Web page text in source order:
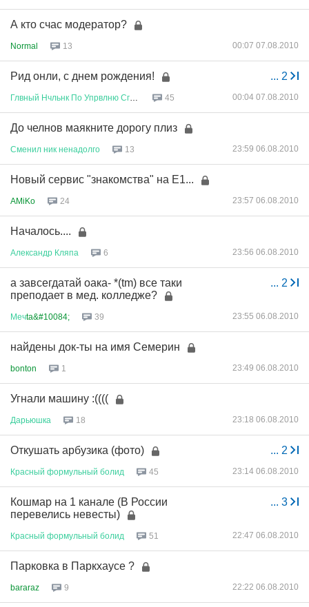
А кто счас модератор?
Normal 13 00:07 07.08.2010
... 2
Рид онли, с днем рождения!
Глвный Нчльнк По Упрвлню Сглсв 45 00:04 07.08.2010
До челнов маякните дорогу плиз
Сменил ник ненадолго 13 23:59 06.08.2010
Новый сервис "знакомства" на Е1...
AMiKo 24 23:57 06.08.2010
Началось....
Александр Кляпа 6 23:56 06.08.2010
... 2
а завсегдатай оака- *(tm) все таки
преподает в мед. колледже?
Мечta&#10084; 39 23:55 06.08.2010
найдены док-ты на имя Семерин
bonton 1 23:49 06.08.2010
Угнали машину :((((
Дарьюшка 18 23:18 06.08.2010
... 2
Откушать арбузика (фото)
Красный формульный болид 45 23:14 06.08.2010
... 3
Кошмар на 1 канале (В России
перевелись невесты)
Красный формульный болид 51 22:47 06.08.2010
Парковка в Паркхаусе ?
bararaz 9 22:22 06.08.2010